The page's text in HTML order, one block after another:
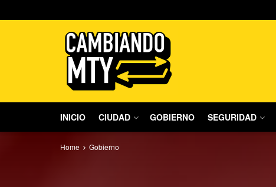
INICIO CIUDAD GOBIERNO SEGURIDAD
Home Gobierno